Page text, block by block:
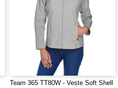
Team 365 TT80W - Veste Soft Shell